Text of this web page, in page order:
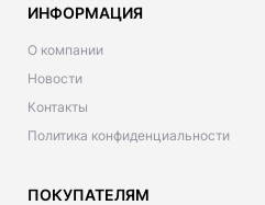
ИНФОРМАЦИЯ
О компании
Новости
Контакты
Политика конфиденциальности
ПОКУПАТЕЛЯМ